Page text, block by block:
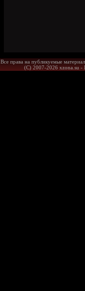
Все права на публикуемые
(С) 2007-2026 xzona.su -